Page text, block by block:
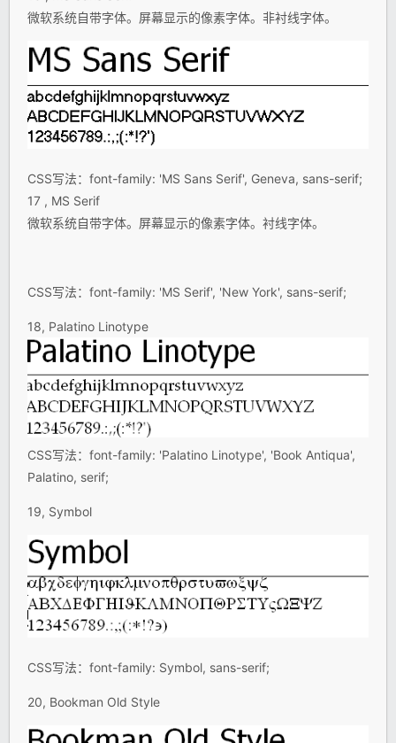
微软系统自带字体。屏幕显示的像素字体。非衬线字体。
CSS写法：font-family: 'MS Sans Serif', Geneva, sans-serif;
17 , MS Serif
微软系统自带字体。屏幕显示的像素字体。衬线字体。
CSS写法：font-family: 'MS Serif', 'New York', sans-serif;
18, Palatino Linotype
CSS写法：font-family: 'Palatino Linotype', 'Book Antiqua',
Palatino, serif;
19, Symbol
CSS写法：font-family: Symbol, sans-serif;
20, Bookman Old Style